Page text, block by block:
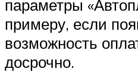
параметры
примеру, если
возможность
досрочно.